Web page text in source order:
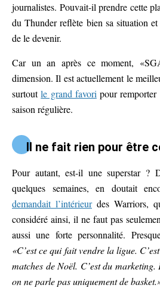
journalistes. Pouvait-il prendre cette
du Thunder reflète bien sa situation
de le devenir.
Car un an après ce moment,
dimension. Il est actuellement le
surtoutle grand favoripour remporter
saison régulière.
Il ne fait rien pour être
Pour autant, est-il une superstar ?
quelques semaines, en doutait
demandait l’intérieurdes Warriors,
considéré ainsi, il ne faut pas
aussi une forte personnalité.
«C’est ce qui fait vendre la ligue.
matches de Noël. C’est du
on ne parle pas uniquement de